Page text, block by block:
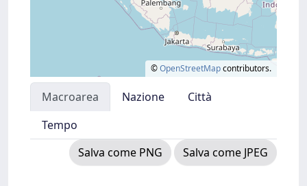
©OpenStreetMapcontributors.
Macroarea Nazione
Città
Tempo
Salva come PNG
Salva come JPEG